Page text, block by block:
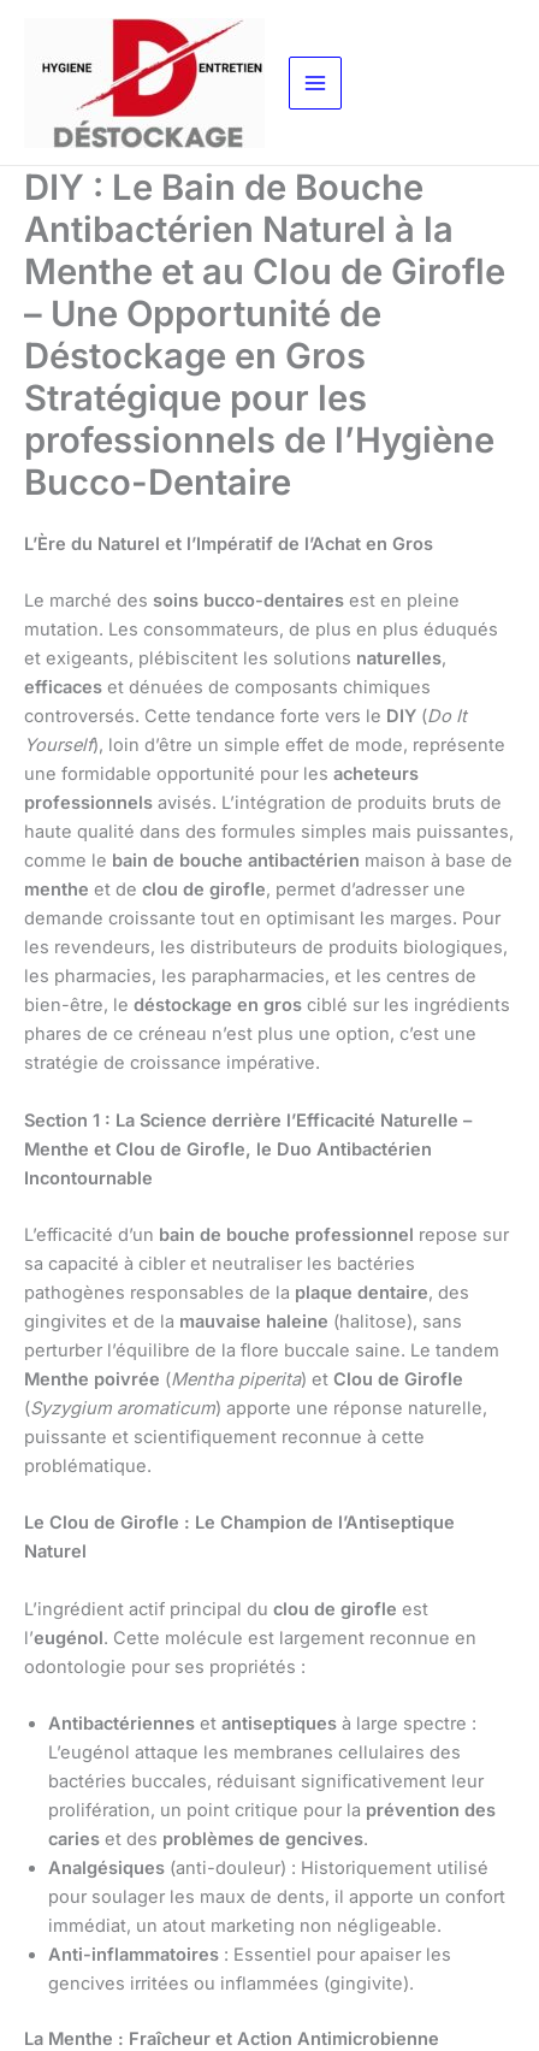
contenu
DIY : Le Bain de Bouche
Antibactérien Naturel à la
Menthe et au Clou de Girofle
– Une Opportunité de
Déstockage en Gros
Stratégique pour les
professionnels de l’Hygiène
Bucco-Dentaire
L’Ère du Naturel et l’Impératif de l’Achat en Gros
Le marché des soins bucco-dentaires est en pleine
mutation. Les consommateurs, de plus en plus éduqués
et exigeants, plébiscitent les solutions naturelles,
efficaces et dénuées de composants chimiques
controversés. Cette tendance forte vers le DIY (Do It
Yourself), loin d’être un simple effet de mode, représente
une formidable opportunité pour les acheteurs
professionnels avisés. L’intégration de produits bruts de
haute qualité dans des formules simples mais puissantes,
comme le bain de bouche antibactérien maison à base de
menthe et de clou de girofle, permet d’adresser une
demande croissante tout en optimisant les marges. Pour
les revendeurs, les distributeurs de produits biologiques,
les pharmacies, les parapharmacies, et les centres de
bien-être, le déstockage en gros ciblé sur les ingrédients
phares de ce créneau n’est plus une option, c’est une
stratégie de croissance impérative.
Section 1 : La Science derrière l’Efficacité Naturelle –
Menthe et Clou de Girofle, le Duo Antibactérien
Incontournable
L’efficacité d’un bain de bouche professionnel repose sur
sa capacité à cibler et neutraliser les bactéries
pathogènes responsables de la plaque dentaire, des
gingivites et de la mauvaise haleine (halitose), sans
perturber l’équilibre de la flore buccale saine. Le tandem
Menthe poivrée (Mentha piperita) et Clou de Girofle
(Syzygium aromaticum) apporte une réponse naturelle,
puissante et scientifiquement reconnue à cette
problématique.
Le Clou de Girofle : Le Champion de l’Antiseptique
Naturel
L’ingrédient actif principal du clou de girofle est
l’eugénol. Cette molécule est largement reconnue en
odontologie pour ses propriétés :
Antibactériennes et antiseptiques à large spectre :
L’eugénol attaque les membranes cellulaires des
bactéries buccales, réduisant significativement leur
prolifération, un point critique pour la prévention des
caries et des problèmes de gencives.
Analgésiques (anti-douleur) : Historiquement utilisé
pour soulager les maux de dents, il apporte un confort
immédiat, un atout marketing non négligeable.
Anti-inflammatoires : Essentiel pour apaiser les
gencives irritées ou inflammées (gingivite).
La Menthe : Fraîcheur et Action Antimicrobienne